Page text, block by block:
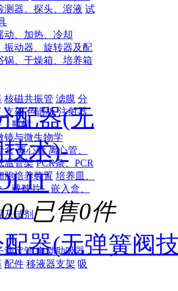
测器、探头、溶液 试
动、加热、冷却
振动器、旋转器及配
锅、干燥箱、培养箱
核磁共振管 滤膜 分
支架 色谱板 注射器
瓶帽
镜与微生物学
盒 离心管 离心管、
温管架 PCR条、PCR
胞培养装置 培养皿、
载玻片、嵌入盒、
及试剂
滴定管 电动助吸器
配件 移液器支架 吸
已售0件
器(无弹簧阀